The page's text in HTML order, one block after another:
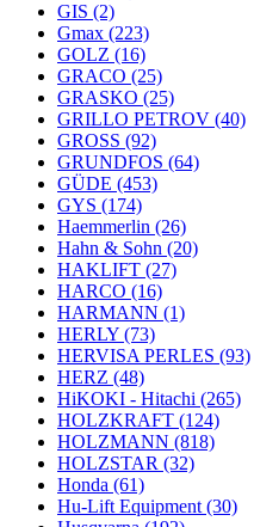
GIS (2)
Gmax (223)
GOLZ (16)
GRACO (25)
GRASKO (25)
GRILLO PETROV (40)
GROSS (92)
GRUNDFOS (64)
GÜDE (453)
GYS (174)
Haemmerlin (26)
Hahn & Sohn (20)
HAKLIFT (27)
HARCO (16)
HARMANN (1)
HERLY (73)
HERVISA PERLES (93)
HERZ (48)
HiKOKI - Hitachi (265)
HOLZKRAFT (124)
HOLZMANN (818)
HOLZSTAR (32)
Honda (61)
Hu-Lift Equipment (30)